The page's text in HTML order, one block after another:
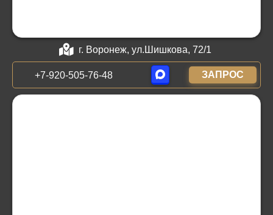
г. Воронеж, ул.Шишкова, 72/1
+7-920-505-76-48 ЗАПРОС